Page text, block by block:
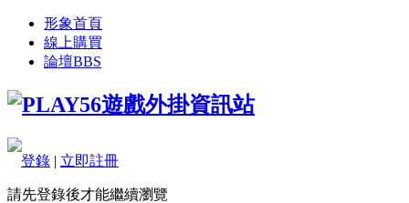
形象首頁
線上購買
論壇BBS
登錄 | 立即註冊
請先登錄後才能繼續瀏覽